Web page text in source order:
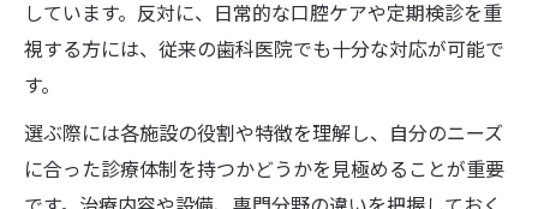
クの選び方
不安を和らげる歯科の説明とサポート体制
口コミで安心感が伝わる歯科医院を見極め
る方法
しています。反対に、日常的な口腔ケアや定期検診を重
視する方には、従来の歯科医院でも十分な対応が可能で
す。
選ぶ際には各施設の役割や特徴を理解し、自分のニーズ
に合った診療体制を持つかどうかを見極めることが重要